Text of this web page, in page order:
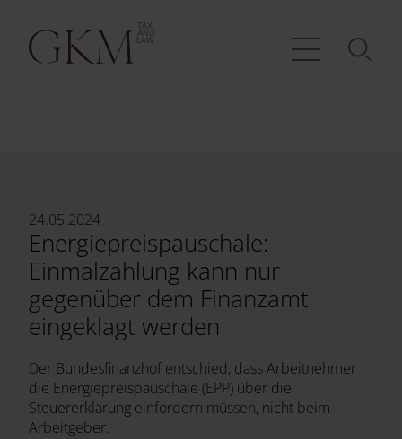
24.05.2024
Energiepreispauschale:
Einmalzahlung kann nur
gegenüber dem Finanzamt
eingeklagt werden
Der Bundesfinanzhof entschied, dass Arbeitnehmer
die Energiepreispauschale (EPP) über die
Steuererklärung einfordern müssen, nicht beim
Arbeitgeber.